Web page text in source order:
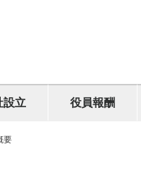
設立 役員報酬
要